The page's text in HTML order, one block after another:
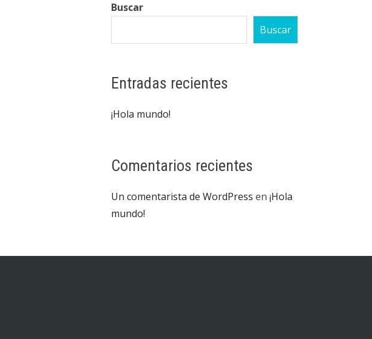
Buscar
Buscar
Entradas recientes
¡Hola mundo!
Comentarios recientes
Un comentarista de WordPress en ¡Hola
mundo!